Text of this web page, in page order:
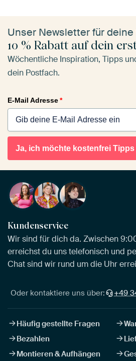
Unser Newsletter für
10 % Rabatt auf dein
Wöchentliche Inspiration, Tipps
dein Postfach.
E-Mail Adresse*
Ja, ich möchte kostenfrei Tipps
Kundenservice
Wir sind für dich da. Zwischen
erreichst du uns telefonisch und
Chat sind wir rund um die Uhr
Oder kontaktiere uns über: +49
Häufig gestellte Fragen
Bezahlen
Montieren & Aufhängen